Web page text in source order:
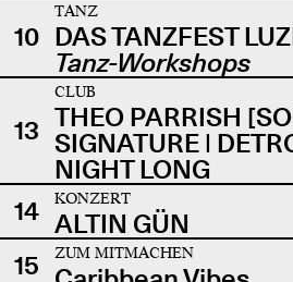
10
TANZ
DAS TANZFEST
Tanz-Workshops
13
CLUB
THEO PARRISH
SIGNATURE |
NIGHT LONG
14
KONZERT
ALTIN GÜN
15
ZUM MITMACHEN